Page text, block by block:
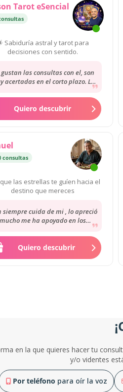
Tarot eSencial
Sabiduría astral y tarot para
decisiones con sentido.
las consultas con el, son
acertadas en el corto plazo. Lo
mejorar algo la calidad de la
llamada....
Quiero descubrir
En Tendencia 🔥·1 100
consultas
las estrellas te guíen hacia el
destino que mereces
siempre cuida de mi , lo apreció
mucho me ha apoyado en los
más difíciles de mi vida ,
su orientación...
Quiero descubrir
en la que quieres hacer tu
y/o videntes
Por teléfono para oír la voz